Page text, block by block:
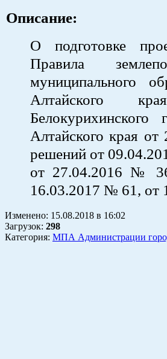
Описание:
О подготовке
Правила
муниципального
Алтайского
Белокурихинского
Алтайского края
решений от
от 27.04.2016 №
16.03.2017 № 61, от
Изменено: 15.08.2018 в 16:02
Загрузок: 298
Категория: МПА Администрации